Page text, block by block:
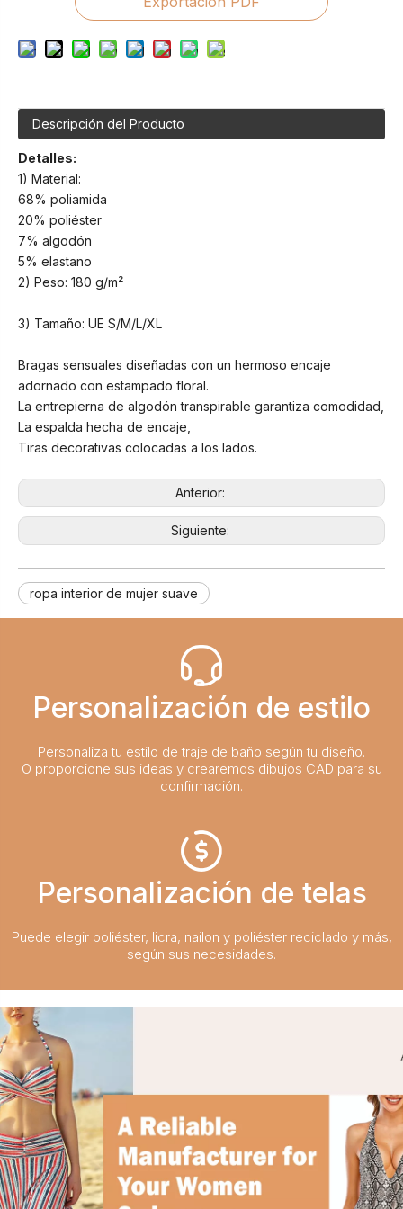
Descripción del Producto
Detalles:
1) Material:
68% poliamida
20% poliéster
7% algodón
5% elastano
2) Peso: 180 g/m²
3) Tamaño: UE S/M/L/XL
Bragas sensuales diseñadas con un hermoso encaje
adornado con estampado floral.
La entrepierna de algodón transpirable garantiza comodidad,
La espalda hecha de encaje,
Tiras decorativas colocadas a los lados.
Anterior:
Siguiente:
ropa interior de mujer suave
Personalización de estilo
Personaliza tu estilo de traje de baño según tu diseño.
O proporcione sus ideas y crearemos dibujos CAD para su
confirmación.
Personalización de telas
Puede elegir poliéster, licra, nailon y poliéster reciclado y más,
según sus necesidades.